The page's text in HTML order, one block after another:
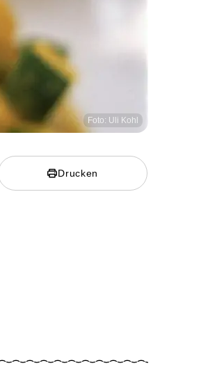
Foto: Uli Kohl
Drucken